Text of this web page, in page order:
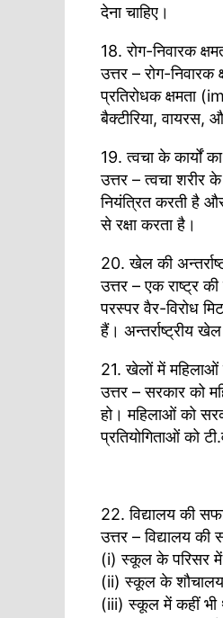
देना चाहिए।
18. रोग-निवारक
उत्तर – रोग-
प्रतिरोधक क्षमता
बैक्टीरिया, वायरस,
19. त्वचा के कार्यों
उत्तर – त्वचा शरीर
नियंत्रित करती है
से रक्षा करता है।
20. खेल की
उत्तर – एक राष्ट्र
परस्पर वैर-विरोध
हैं। अन्तर्राष्ट्रीय
21. खेलों में महिलाओं
उत्तर – सरकार को
हो। महिलाओं को
प्रतियोगिताओं को
22. विद्यालय की
उत्तर – विद्यालय की
(i) स्कूल के परिसर में
(ii) स्कूल के शौचालय
(iii) स्कूल में कहीं भी